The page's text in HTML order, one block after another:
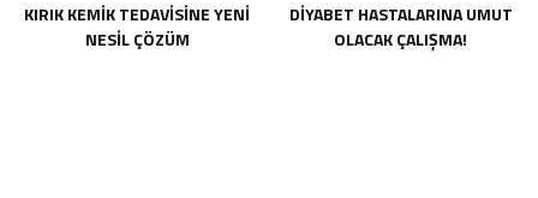
KIRIK KEMİK TEDAVİSİNE YENİ
NESİL ÇÖZÜM
DİYABET HASTALARINA UMUT
OLACAK ÇALIŞMA!